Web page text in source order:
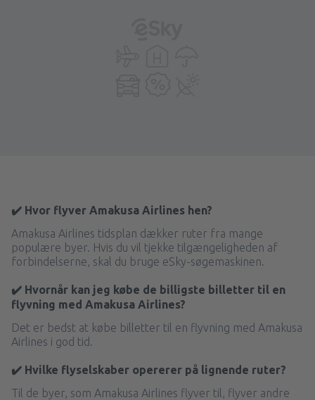
✔️ Hvor flyver Amakusa Airlines hen?
Amakusa Airlines tidsplan dækker ruter fra mange
populære byer. Hvis du vil tjekke tilgængeligheden af
forbindelserne, skal du bruge eSky-søgemaskinen.
✔️ Hvornår kan jeg købe de billigste billetter til en
flyvning med Amakusa Airlines?
Det er bedst at købe billetter til en flyvning med Amakusa
Airlines i god tid.
✔️ Hvilke flyselskaber opererer på lignende ruter?
Til de byer, som Amakusa Airlines flyver til, flyver andre